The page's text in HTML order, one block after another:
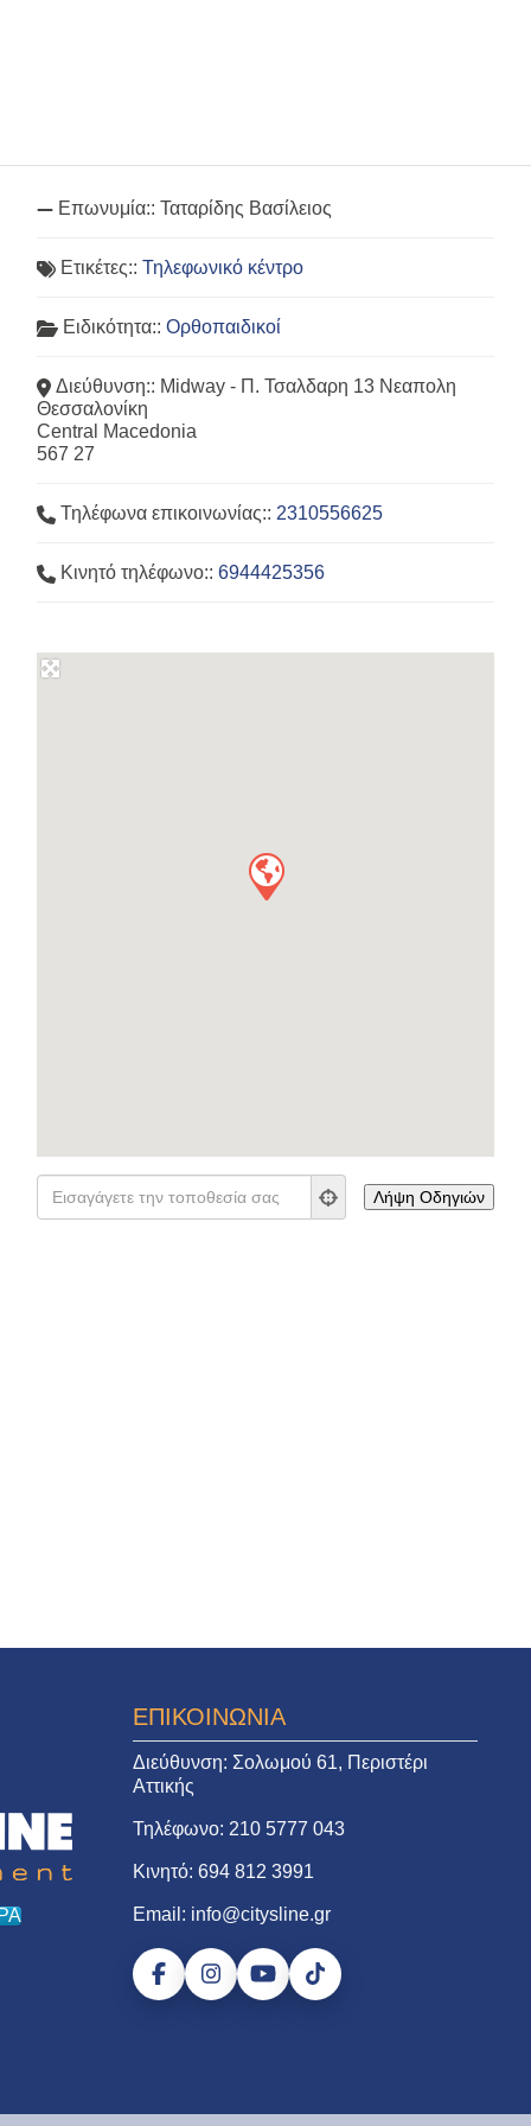
Επωνυμία::Ταταρίδης Βασίλειος
Ετικέτες::Τηλεφωνικό κέντρο
Ειδικότητα::Ορθοπαιδικοί
Διεύθυνση:: Midway - Π. Τσαλδαρη 13 Νεαπολη
Θεσσαλονίκη
Central Macedonia
567 27
Τηλέφωνα επικοινωνίας:: 2310556625
Κινητό τηλέφωνο::6944425356
ΕΠΙΚΟΙΝΩΝΙΑ
Διεύθυνση: Σολωμού 61, Περιστέρι
Αττικής
Τηλέφωνο: 210 5777 043
Κινητό: 694 812 3991
Email: info@citysline.gr